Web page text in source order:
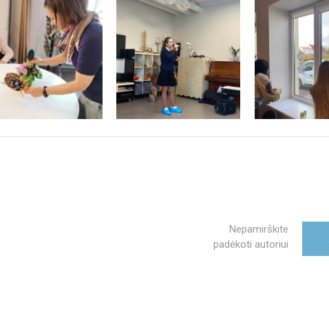
Nepamirškite
padėkoti autoriui